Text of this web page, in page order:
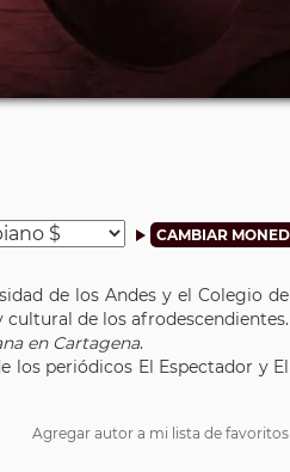
de los Andes y el Colegio de
de los afrodescendientes.
en Cartagena.
los periódicos El Espectador y El
Agregar autor a mi lista de favoritos